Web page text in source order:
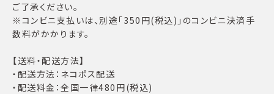
ご了承ください。
※コンビニ支払いは、別途「350円(税込)」のコンビニ決済手
数料がかかります。
【送料・配送方法】
・配送方法：ネコポス配送
・配送料金：全国一律480円(税込)